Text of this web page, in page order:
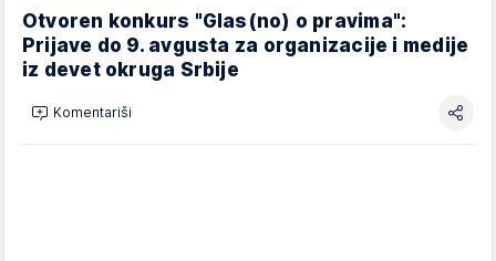
Otvoren konkurs "Glas(no) o pravima":
Prijave do 9. avgusta za organizacije i medije
iz devet okruga Srbije
Komentariši